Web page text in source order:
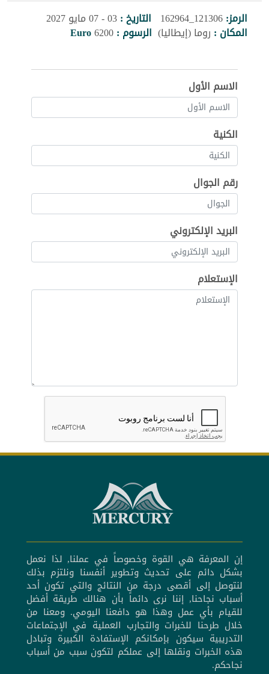
الرمز:121306_162964 التاريخ :03 - 07 مايو 2027
المكان : روما (إيطاليا) الرسوم :6200
Euro
الاسم الأول
الكنية
رقم الجوال
البريد الإلكتروني
الإستعلام
إن المعرفة هي القوة وخصوصاً في عملنا, لذا نعمل
بشكل دائم على تحديث وتطوير أنفسنا ونلتزم بذلك
لنتوصل إلى أقصى درجة من النتائج والتي تكون أحد
أسباب نجاحنا, إننا نرى دائماً بأن هنالك طريقة أفضل
للقيام بأي عمل وهذا هو دافعنا اليومي. ومعنا من
خلال طرحنا للخبرات والتجارب العملية في الإجتماعات
التدريبية سيكون بإمكانكم الإستفادة الكبيرة وتبادل
هذه الخبرات ونقلها إلى عملكم لتكون سبب من أسباب
نجاحكم.